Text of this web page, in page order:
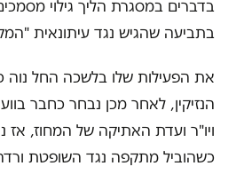
בדברים במסגרת הליך גילוי
בתביעה שהגיש נגד עיתונאית
את הפעילות שלו בלשכה החל נוה
הנזיקין, לאחר מכן נבחר כחבר
ויו"ר ועדת האתיקה של המחוז, אז
כשהוביל מתקפה נגד השופטת